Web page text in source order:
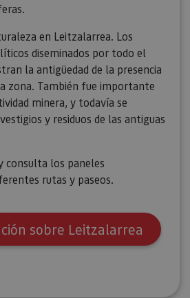
en Leitzalarrea. Los
diseminados por todo el
la antigüedad de la presencia
zona. También fue importante
minera, y todavía se
y residuos de las antiguas
consulta los paneles
rutas y paseos.
sobre Leitzalarrea